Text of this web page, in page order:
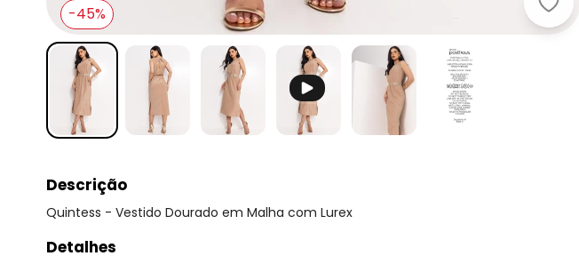
-45%
Descrição
Quintess - Vestido Dourado em Malha com Lurex
Detalhes